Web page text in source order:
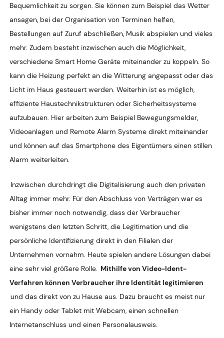
Bequemlichkeit zu sorgen. Sie können zum Beispiel das Wetter
ansagen, bei der Organisation von Terminen helfen,
Bestellungen auf Zuruf abschließen, Musik abspielen und vieles
mehr. Zudem besteht inzwischen auch die Möglichkeit,
verschiedene Smart Home Geräte miteinander zu koppeln. So
kann die Heizung perfekt an die Witterung angepasst oder das
Licht im Haus gesteuert werden. Weiterhin ist es möglich,
effiziente Haustechnikstrukturen oder Sicherheitssysteme
aufzubauen. Hier arbeiten zum Beispiel Bewegungsmelder,
Videoanlagen und Remote Alarm Systeme direkt miteinander
und können auf das Smartphone des Eigentümers einen stillen
Alarm weiterleiten.
Inzwischen durchdringt die Digitalisierung auch den privaten
Alltag immer mehr. Für den Abschluss von Verträgen war es
bisher immer noch notwendig, dass der Verbraucher
wenigstens den letzten Schritt, die Legitimation und die
persönliche Identifizierung direkt in den Filialen der
Unternehmen vornahm. Heute spielen andere Lösungen dabei
eine sehr viel größere Rolle. Mithilfe von Video-Ident-
Verfahren können Verbraucher ihre Identität legitimieren
und das direkt von zu Hause aus. Dazu braucht es meist nur
ein Handy oder Tablet mit Webcam, einen schnellen
Internetanschluss und einen Personalausweis.